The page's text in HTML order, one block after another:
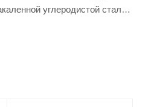
углеродистой стали
удаления заусенцев,